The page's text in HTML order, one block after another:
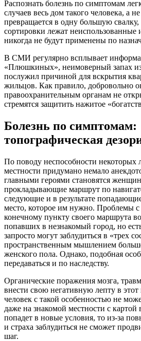
Распознать болезнь по симптомам
случаев весь дом такого человека, а
превращается в одну большую свалку,
сортировки лежат неиспользованные
никогда не будут применены по
В СМИ регулярно всплывает
«Плюшкиных», неимоверный запах
послужил причиной для вскрытия
жильцов. Как правило, добровольно
правоохранительным органам не
стремятся защитить нажитое
Болезнь по симптомам:
топографическая
По поводу неспособности некоторых
местности придумано немало
главными героями становятся
прокладывающие маршрут по
следующие и в результате
место, которое им нужно. Проблемы с
конечному пункту своего маршрута
попавших в незнакомый город, но
запросто могут заблудиться в «трех
пространственным мышлением
женского пола. Однако, подобная
передаваться и по наследству.
Органические поражения мозга,
внести свою негативную лепту в этот
человек с такой особенностью не
даже на знакомой местности с картой
попадет в новые условия, то из-за
и страха заблудиться не сможет
шаг.